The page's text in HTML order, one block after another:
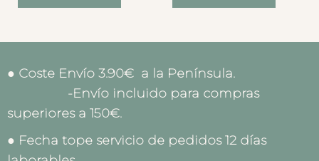
● Coste Envío 3.90€ a la Península.
-Envío incluido para compras
superiores a 150€.
● Fecha tope servicio de pedidos 12 días